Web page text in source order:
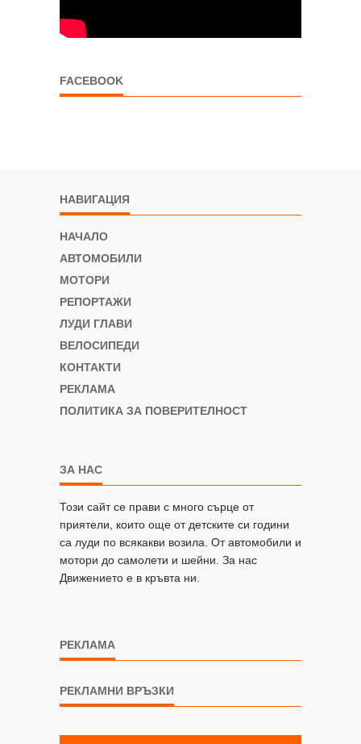
FACEBOOK
НАВИГАЦИЯ
НАЧАЛО
АВТОМОБИЛИ
МОТОРИ
РЕПОРТАЖИ
ЛУДИ ГЛАВИ
ВЕЛОСИПЕДИ
КОНТАКТИ
РЕКЛАМА
ПОЛИТИКА ЗА ПОВЕРИТЕЛНОСТ
ЗА НАС
Този сайт се прави с много сърце от
приятели, които още от детските си години
са луди по всякакви возила. От автомобили и
мотори до самолети и шейни. За нас
Движението е в кръвта ни.
РЕКЛАМА
РЕКЛАМНИ ВРЪЗКИ